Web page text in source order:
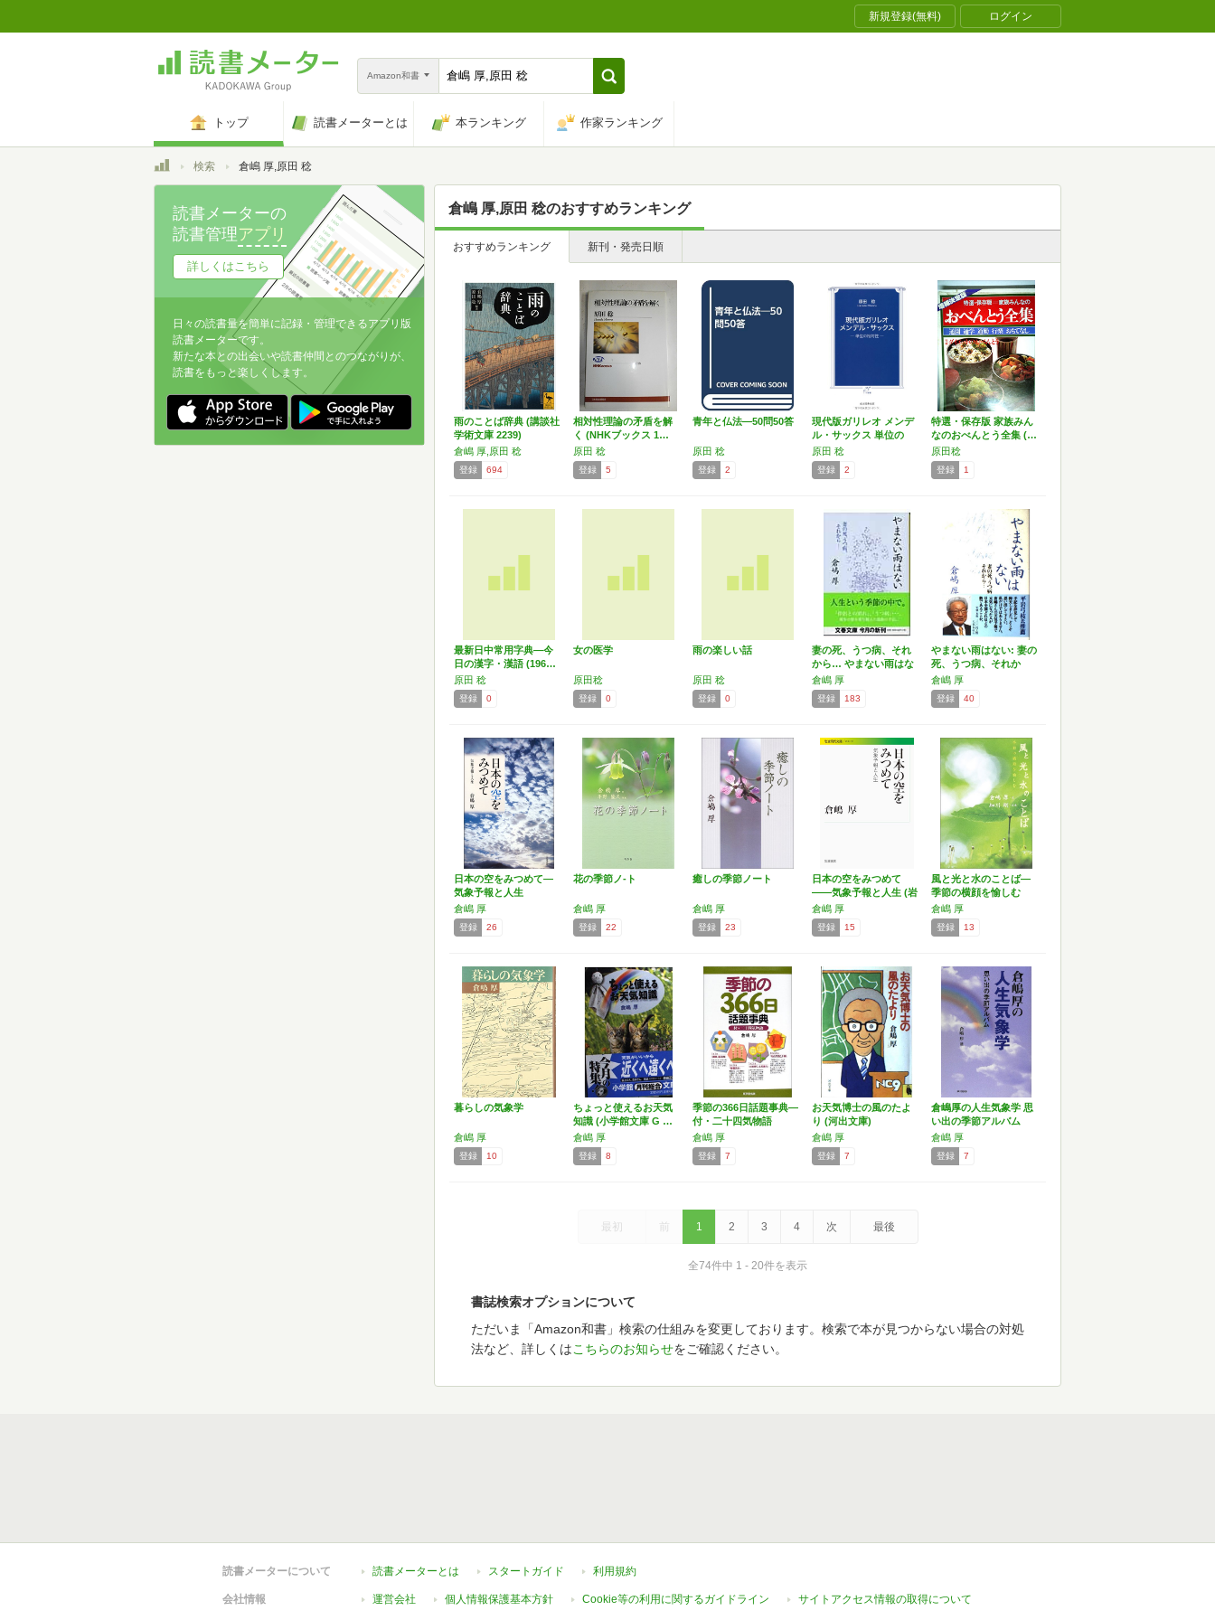
新規登録(無料) ログイン
Amazon和書
トップ 読書メーターとは 本ランキング 作家ランキング
トップ検索 倉嶋 厚,原田 稔
倉嶋 厚,原田 稔のおすすめランキング
おすすめランキング 新刊・発売日順
雨のことば辞典 (講談社
学術文庫 2239)
倉嶋 厚,原田 稔
登録 694
相対性理論の矛盾を解
く (NHKブックス 1…
原田 稔
登録 5
青年と仏法―50問50答
原田 稔
登録 2
現代版ガリレオ メンデ
ル・サックス 単位の
相…
原田 稔
登録 2
特選・保存版 家族みん
なのおべんとう全集 (…
原田稔
登録 1
最新日中常用字典―今
日の漢字・漢語 (196…
原田 稔
登録 0
女の医学
原田稔
登録 0
雨の楽しい話
原田 稔
登録 0
妻の死、うつ病、それ
から… やまない雨はな
い…
倉嶋 厚
登録 183
やまない雨はない: 妻の
死、うつ病、それか
ら…
倉嶋 厚
登録 40
日本の空をみつめて―
気象予報と人生
倉嶋 厚
登録 26
花の季節ノ-ト
倉嶋 厚
登録 22
癒しの季節ノート
倉嶋 厚
登録 23
日本の空をみつめて
――気象予報と人生 (岩
波…
倉嶋 厚
登録 15
風と光と水のことば―
季節の横顔を愉しむ
倉嶋 厚
登録 13
暮らしの気象学
倉嶋 厚
登録 10
ちょっと使えるお天気
知識 (小学館文庫 G …
倉嶋 厚
登録 8
季節の366日話題事典―
付・二十四気物語
倉嶋 厚
登録 7
お天気博士の風のたよ
り (河出文庫)
倉嶋 厚
登録 7
倉嶋厚の人生気象学 思
い出の季節アルバム
倉嶋 厚
登録 7
最初 前 1 2 3 4 次 最後
全74件中 1 - 20件を表示
書誌検索オプションについて
ただいま「Amazon和書」検索の仕組みを変更しております。検索で本が見つからない場合の対処
法など、詳しくはこちらのお知らせをご確認ください。
読書メーターの
読書管理アプリ
詳しくはこちら
日々の読書量を簡単に記録・管理できるアプリ版
読書メーターです。
新たな本との出会いや読書仲間とのつながりが、
読書をもっと楽しくします。
読書メーターについて 読書メーターとは スタートガイド 利用規約
会社情報 運営会社 個人情報保護基本方針 Cookie等の利用に関するガイドライン サイトアクセス情報の取得について